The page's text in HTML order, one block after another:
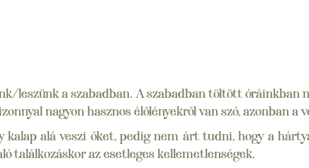
leszünk a szabadban. A szabadban töltött óráinkban
nagyon hasznos élőlényekről van szó, azonban a
alá veszi őket, pedig nem árt tudni, hogy a
találkozáskor az esetleges kellemetlenségek.